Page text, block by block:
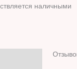
наличными